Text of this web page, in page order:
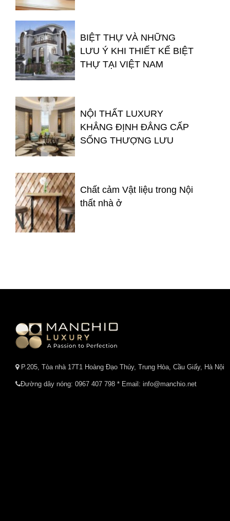
BIỆT THỰ VÀ NHỮNG
LƯU Ý KHI THIẾT KẾ BIỆT
THỰ TẠI VIỆT NAM
NỘI THẤT LUXURY
KHẲNG ĐỊNH ĐẲNG CẤP
SỐNG THƯỢNG LƯU
Chất cảm Vật liệu trong Nội
thất nhà ở
P.205, Tòa nhà 17T1 Hoàng Đạo Thúy, Trung Hòa, Cầu Giấy, Hà Nội
Đường dây nóng: 0967 407 798 * Email: info@manchio.net